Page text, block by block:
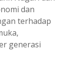
dan
terhadap
generasi